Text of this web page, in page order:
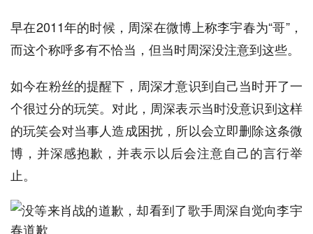
早在2011年的时候，周深在微博上称李宇春为“哥”，
而这个称呼多有不恰当，但当时周深没注意到这些。
如今在粉丝的提醒下，周深才意识到自己当时开了一
个很过分的玩笑。对此，周深表示当时没意识到这样
的玩笑会对当事人造成困扰，所以会立即删除这条微
博，并深感抱歉，并表示以后会注意自己的言行举
止。